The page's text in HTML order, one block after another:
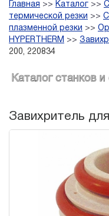
Главная >> Каталог >>
термической резки >>
плазменной резки >>
HYPERTHERM >>
200, 220834
Каталог станков
Завихритель